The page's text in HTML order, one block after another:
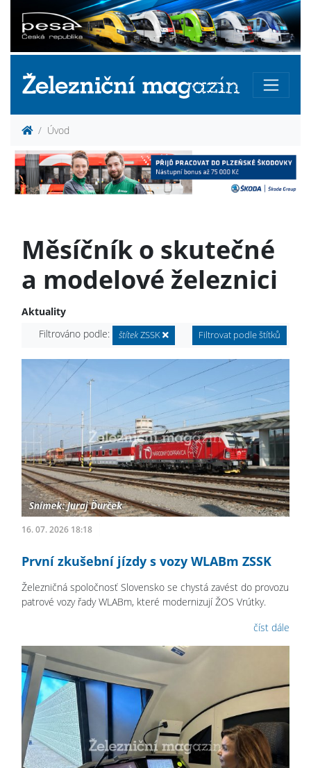
Úvod
Měsíčník o skutečné
a modelové železnici
Aktuality
Filtrováno podle:
štítekZSSK Filtrovat podle štítků
16. 07. 2026 18:18
První zkušební jízdy s vozy WLABm ZSSK
Železničná spoločnosť Slovensko se chystá zavést do provozu
patrové vozy řady WLABm, které modernizují ŽOS Vrútky.
číst dále